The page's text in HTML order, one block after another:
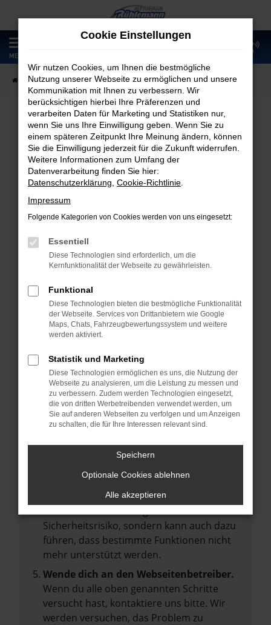
Zum
Hauptinhalt
springen
MENÜ
Startseite Fahrzeugangebote Fahrzeugmarkt
Fahrzeugmarkt
Fehler: Network Error
Beim Laden ist ein Fehler aufgetreten.
Hier sind ein paar Tipps, die dir helfen können:
Überprüfe deine Firewall und deine
Laden andere Webseiten, zum Beispiel
deine Suchmaschine?
Prüfe deine Browsererweiterungen.
Manche Erweiterungen, wie Werbeblocker,
können das Laden bestimmter Seiten
verhindern. Funktioniert die Seite in einem
anderen Browser oder in einem privaten
Fenster?
Starte dein Gerät neu.
vorübergehende Probleme zu beheben.
Betriebssystem auf dem neuesten Stand
Veraltete Software birgt nicht nur ein
Sicherheitsrisiko, sondern kann auch dazu
führen, dass bestimmte Funktionen nicht
mehr unterstützt werden.
Wende dich an den Webseitenbetreiber.
Wenn du alle oben genannten Schritte
versucht hast, kontaktiere uns bitte. Wir
werden versuchen, das Problem zu
Cookie Einstellungen
Wir nutzen Cookies, um Ihnen die bestmögliche
Nutzung unserer Webseite zu ermöglichen und unsere
Kommunikation mit Ihnen zu verbessern. Wir
berücksichtigen hierbei Ihre Präferenzen und
verarbeiten Daten für Marketing und Statistiken nur,
wenn Sie uns Ihre Einwilligung geben. Wenn Sie zu
einem späteren Zeitpunkt Ihre Meinung ändern, können
Sie die Einwilligung jederzeit für die Zukunft widerrufen.
Weitere Informationen zum Umfang der
Datenverarbeitung finden Sie hier:
Datenschutzerklärung Cookie-Richtlinie
Impressum
Folgende Kategorien von Cookies werden von uns eingesetzt:
Essentiell
Diese Technologien sind erforderlich, um die
Kernfunktionalität der Webseite zu gewährleisten.
Funktional
Diese Technologien bieten die bestmögliche Funktionalität
der Webseite. Services von Drittanbietern wie Google
Maps, Chats, Fahrzeugbewertungssystem und weitere
werden aktiviert.
Statistik und Marketing
Diese Technologien ermöglichen es uns, die Nutzung der
Webseite zu analysieren, um die Leistung zu messen und
zu verbessern. Zudem werden Technologien eingesetzt,
die von dritten Werbetreibenden verwendet werden, um
Sie auf anderen Webseiten zu verfolgen und um Anzeigen
zu schalten, die für Ihre Interessen relevant sind.
Speichern
Optionale Cookies ablehnen
Alle akzeptieren